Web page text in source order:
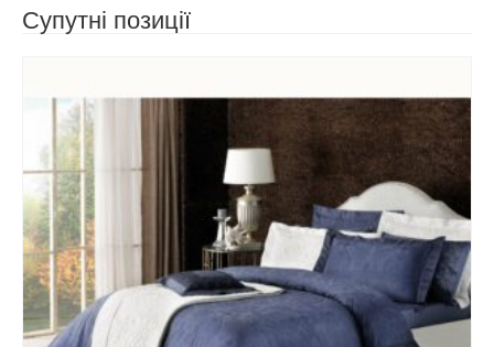
Супутні позиції